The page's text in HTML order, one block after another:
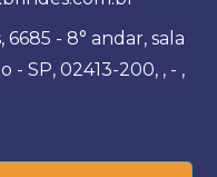
6685 - 8° andar, sala
- SP, 02413-200, , - ,